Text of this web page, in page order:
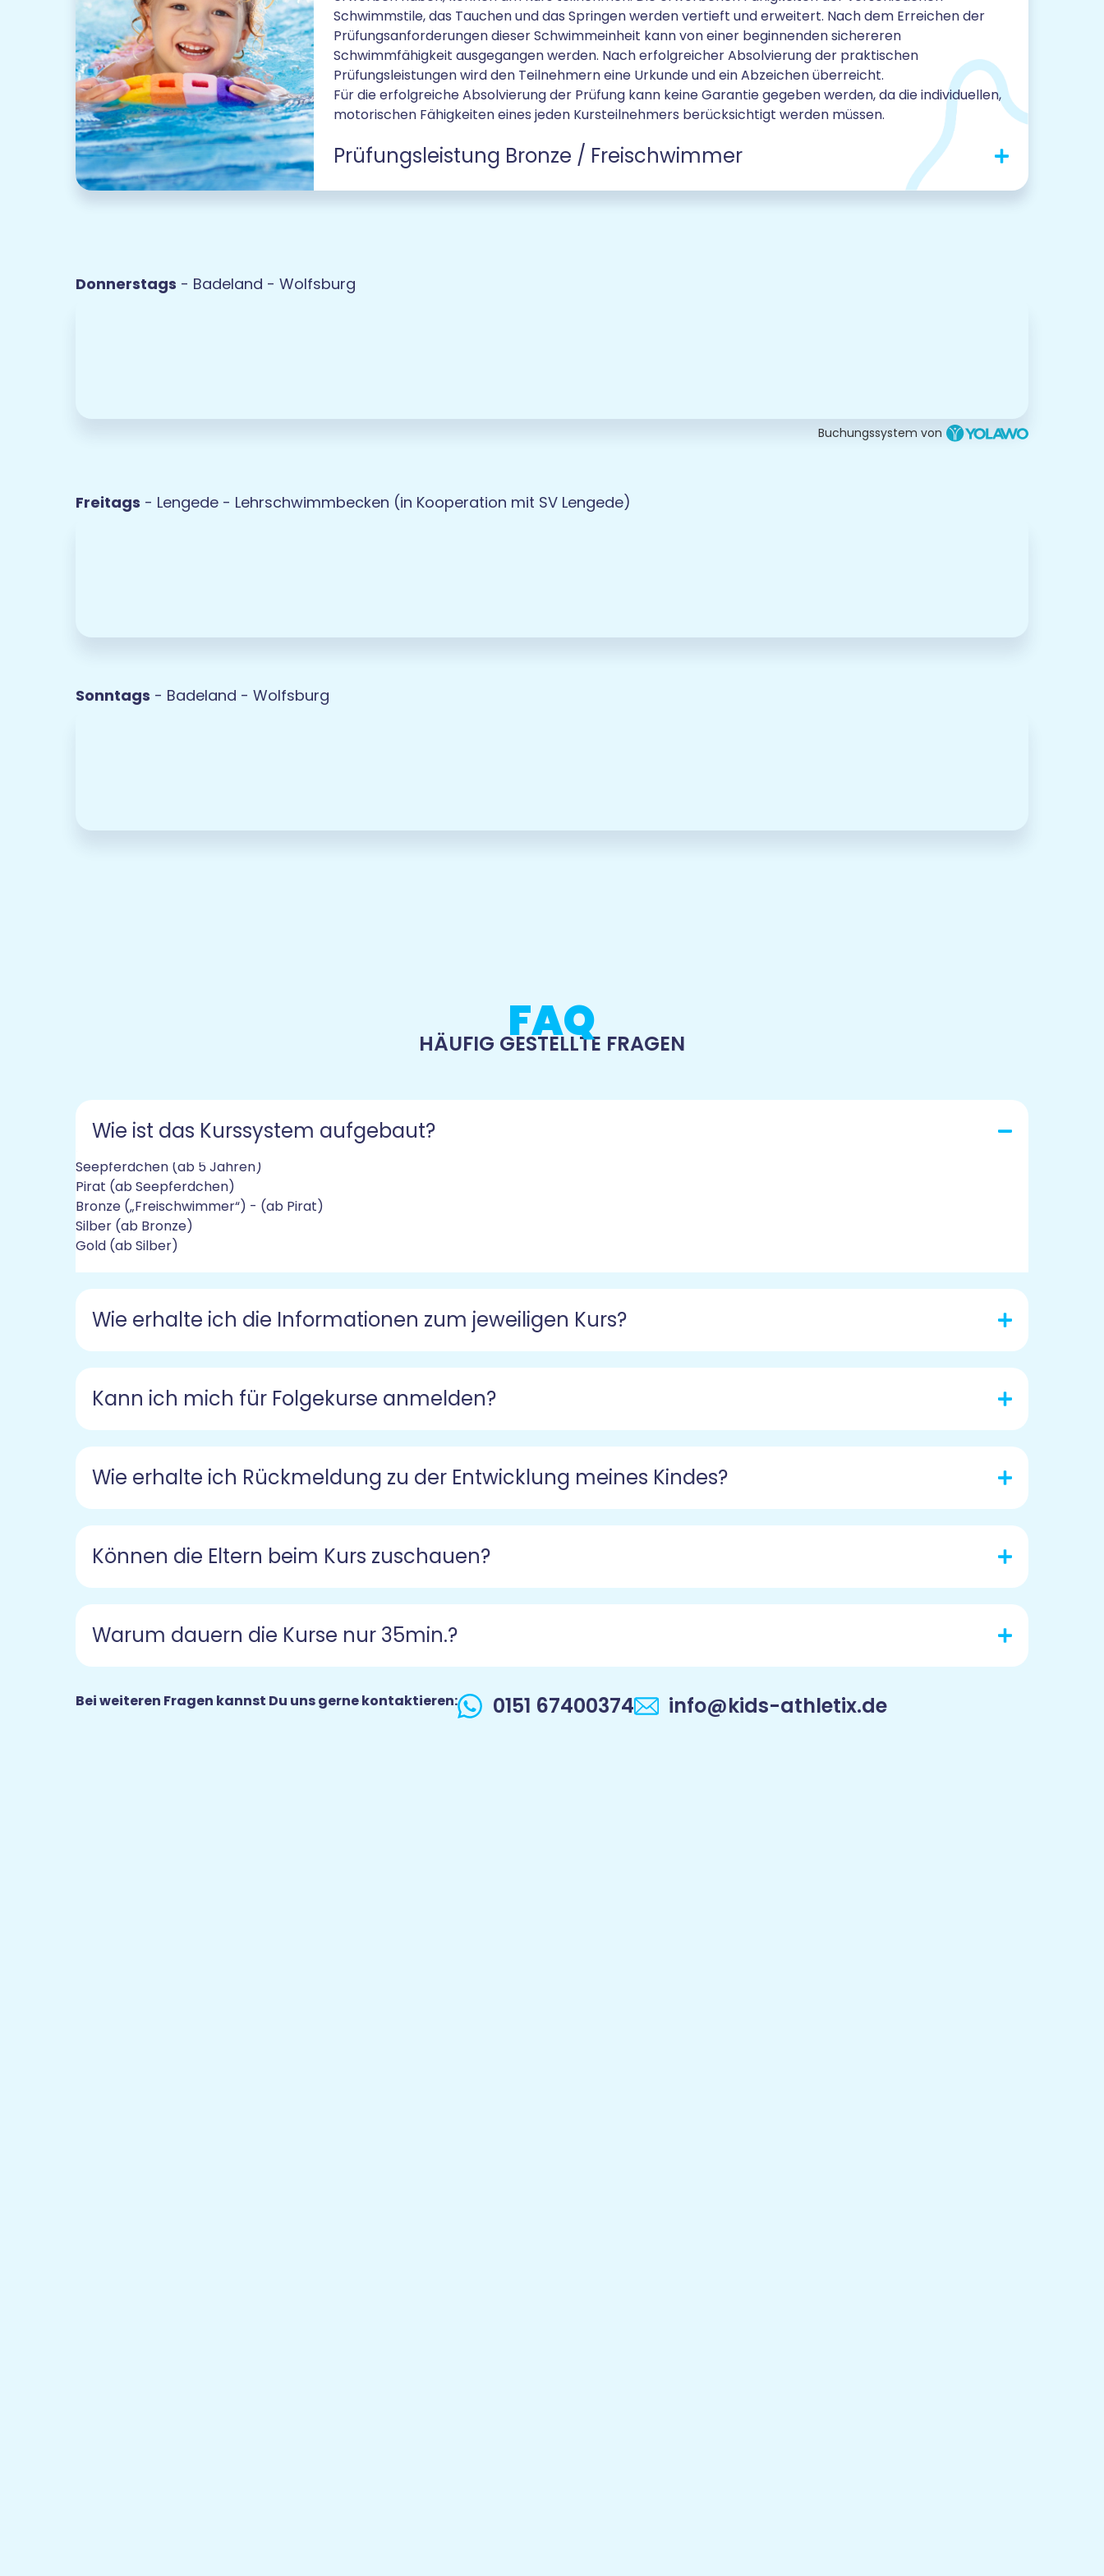
Schwimmstile, das Tauchen und das Springen werden vertieft und erweitert. Nach dem Erreichen der
Prüfungsanforderungen dieser Schwimmeinheit kann von einer beginnenden sichereren
Schwimmfähigkeit ausgegangen werden. Nach erfolgreicher Absolvierung der praktischen
Prüfungsleistungen wird den Teilnehmern eine Urkunde und ein Abzeichen überreicht.
Für die erfolgreiche Absolvierung der Prüfung kann keine Garantie gegeben werden, da die individuellen,
motorischen Fähigkeiten eines jeden Kursteilnehmers berücksichtigt werden müssen.
Prüfungsleistung Bronze / Freischwimmer
Donnerstags - Badeland - Wolfsburg
Buchungssystem von
Freitags - Lengede - Lehrschwimmbecken (in Kooperation mit SV Lengede)
Sonntags - Badeland - Wolfsburg
FAQ
HÄUFIG GESTELLTE FRAGEN
Wie ist das Kurssystem aufgebaut?
Seepferdchen (ab 5 Jahren)
Pirat (ab Seepferdchen)
Bronze („Freischwimmer“) - (ab Pirat)
Silber (ab Bronze)
Gold (ab Silber)
Wie erhalte ich die Informationen zum jeweiligen Kurs?
Kann ich mich für Folgekurse anmelden?
Wie erhalte ich Rückmeldung zu der Entwicklung meines Kindes?
Können die Eltern beim Kurs zuschauen?
Warum dauern die Kurse nur 35min.?
Bei weiteren Fragen kannst Du uns gerne kontaktieren: 0151 67400374 info@kids-athletix.de